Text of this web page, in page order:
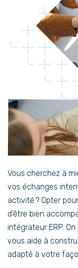
Vous cherchez à
vos échanges
activité ? Opter
d’être bien
intégrateur ERP.
vous aide à
adapté à votre